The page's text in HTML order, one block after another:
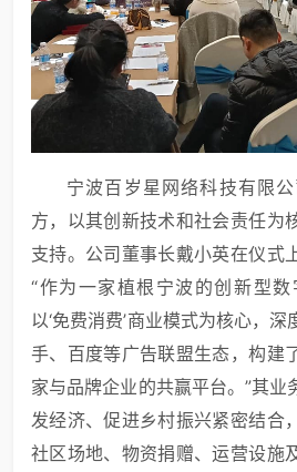
宁波百岁星网络科技有限
方，以其创新技术和社会责任为
支持。公司董事长戴小英在仪式
“作为一家植根宁波的创新型
以‘免费消费’商业模式为核心，
手、百度等广告联盟生态，构建
家与品牌企业的共赢平台。”其业
发经济、促进乡村振兴紧密结合
社区场地、物资捐赠、运营设施